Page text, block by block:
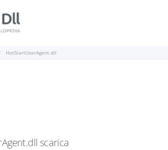
HotStartUserAgent.dll
scarica